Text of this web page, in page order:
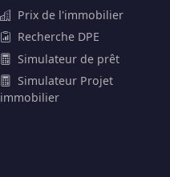
Prix de l'immobilier
Recherche DPE
Simulateur de prêt
Simulateur Projet
immobilier